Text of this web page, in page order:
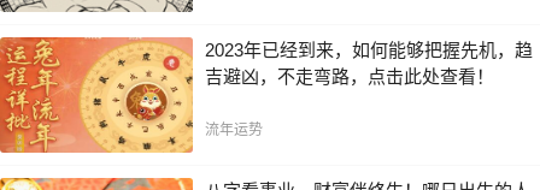
2023年已经到来，如何能够把握先机，趋
吉避凶，不走弯路，点击此处查看！
流年运势